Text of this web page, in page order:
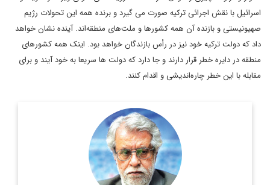
اسرائیل با نقش اجرائی ترکیه صورت می گیرد و برنده همه این تحولات رژیم
صهیونیستی و بازنده آن همه کشورها و ملت‌های منطقه‌اند. آینده نشان خواهد
داد که دولت ترکیه خود نیز در رأس بازندگان خواهد بود. اینک همه کشورهای
منطقه در دایره خطر قرار دارند و جا دارد که دولت ها سریعا به خود آیند و برای
مقابله با این خطر چاره‌اندیشی و اقدام کنند.
کارشناس مسائل خاورمیانه و جهان عرب
اطلاعات بیشتر